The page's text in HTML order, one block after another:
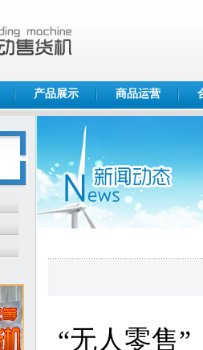
产品展示 商品运营
“无人零售”